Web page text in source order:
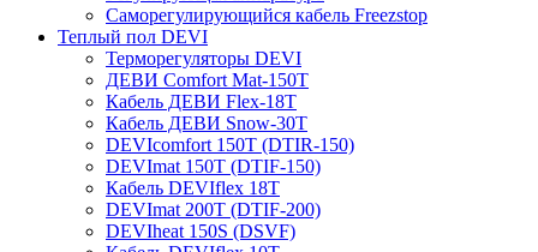
Cаморегулирующийся кабель Freezstop
Теплый пол DEVI
Терморегуляторы DEVI
ДЕВИ Comfort Mat-150T
Кабель ДЕВИ Flex-18T
Кабель ДЕВИ Snow-30T
DEVIcomfort 150T (DTIR-150)
DEVImat 150T (DTIF-150)
Кабель DEVIflex 18T
DEVImat 200T (DTIF-200)
DEVIheat 150S (DSVF)